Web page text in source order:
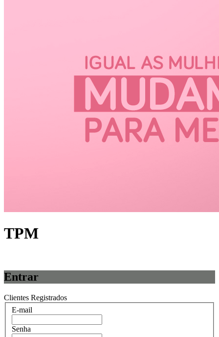
TPM
Entrar
Clientes Registrados
E-mail
Senha